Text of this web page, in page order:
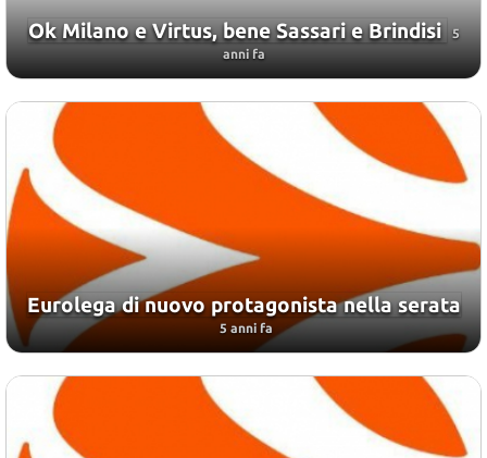
Ok Milano e Virtus, bene Sassari e Brindisi 5
anni fa
Eurolega di nuovo protagonista nella serata
5 anni fa